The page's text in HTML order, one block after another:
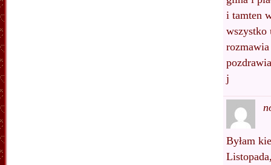
i tamten
wszystko
j
Byłam